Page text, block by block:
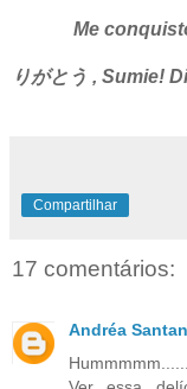
Me
りがとう , Sumie!
Compartilhar
17 comentários:
Andréa